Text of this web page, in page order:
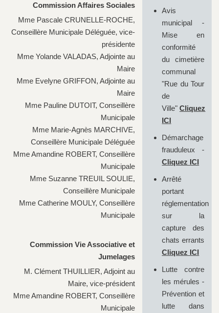
Commission Affaires Sociales
Mme Pascale CRUNELLE-ROCHE,
Conseillère Municipale Déléguée, vice-
présidente
Mme Yolande VALADAS, Adjointe au
Maire
Mme Evelyne GRIFFON, Adjointe au
Maire
Mme Pauline DUTOIT, Conseillère
Municipale
Mme Marie-Agnès MARCHIVE,
Conseillère Municipale Déléguée
Mme Amandine ROBERT, Conseillère
Municipale
Mme Suzanne TREUIL SOULIE,
Conseillère Municipale
Mme Catherine MOULY, Conseillère
Municipale
Commission Vie Associative et
Jumelages
M. Clément THUILLIER, Adjoint au
Maire, vice-président
Mme Amandine ROBERT, Conseillère
Municipale
Avis
municipal -
Mise en
conformité
du cimetière
communal
"Rue du Tour
de
Ville"Cliquez
ICI
Démarchage
frauduleux -
Cliquez ICI
Arrêté
portant
réglementation
sur la
capture des
chats errants
Cliquez ICI
Lutte contre
les mérules -
Prévention et
lutte dans